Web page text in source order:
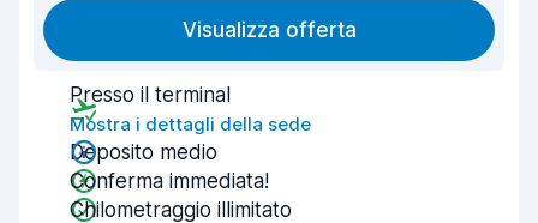
Visualizza offerta
Presso il terminal
Mostra i dettagli della sede
Deposito medio
Conferma immediata!
Chilometraggio illimitato